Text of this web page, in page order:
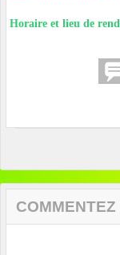
Horaire et lieu de
COMMENTEZ